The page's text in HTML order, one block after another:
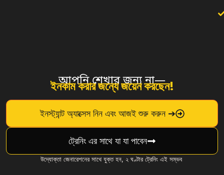
আপনি শেখার জন্য না—
ইনকাম করার জন্যে জয়েন করছেন!
ইনস্ট্যান্ট অ্যাক্সেস নিন এবং আজই শুরু করুন ➔
ট্রেনিং এর সাথে যা যা পাবেন
উদ্যোক্তা জেনারেশনের সাথে যুক্ত হন, ২ ঘণ্টার ট্রেনিং এই সম্ভব